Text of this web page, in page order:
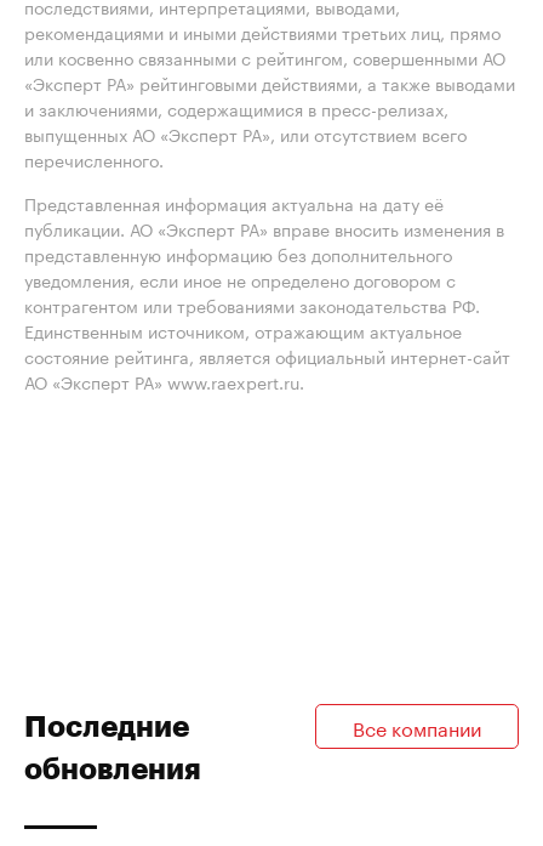
последствиями, интерпретациями, выводами,
рекомендациями и иными действиями третьих лиц, прямо
или косвенно связанными с рейтингом, совершенными АО
«Эксперт РА» рейтинговыми действиями, а также выводами
и заключениями, содержащимися в пресс-релизах,
выпущенных АО «Эксперт РА», или отсутствием всего
перечисленного.
Представленная информация актуальна на дату её
публикации. АО «Эксперт РА» вправе вносить изменения в
представленную информацию без дополнительного
уведомления, если иное не определено договором с
контрагентом или требованиями законодательства РФ.
Единственным источником, отражающим актуальное
состояние рейтинга, является официальный интернет-сайт
АО «Эксперт РА» www.raexpert.ru.
Последние
обновления
Все компании